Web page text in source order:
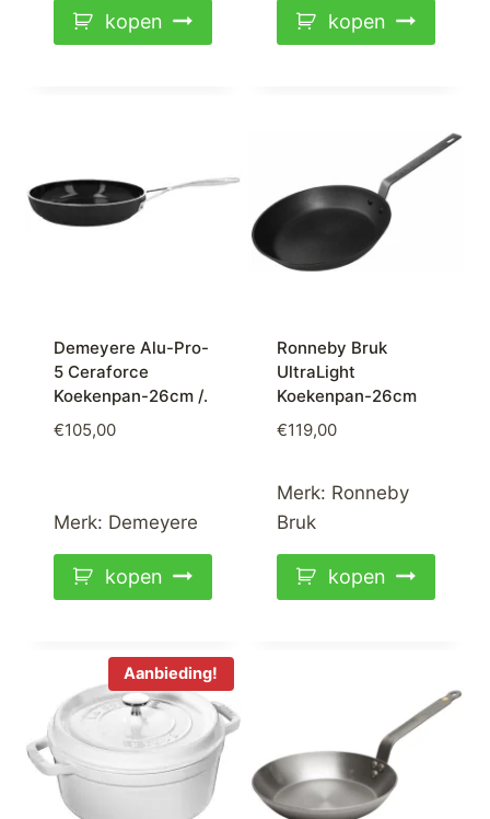
kopen kopen
Demeyere Alu-Pro-
5 Ceraforce
Koekenpan-26cm /.
€105,00
Merk: Demeyere
kopen
Ronneby Bruk
UltraLight
Koekenpan-26cm
€119,00
Merk: Ronneby
Bruk
kopen
Aanbieding!